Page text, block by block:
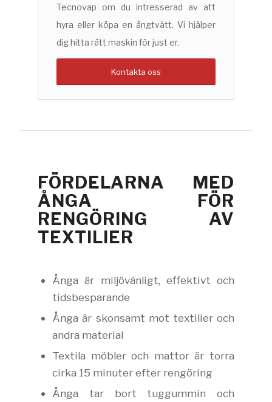
Tecnovap om du intresserad av att
hyra eller köpa en ångtvätt. Vi hjälper
dig hitta rätt maskin för just er.
Kontakta oss
FÖRDELARNA MED
ÅNGA FÖR
RENGÖRING AV
TEXTILIER
Ånga är miljövänligt, effektivt och
tidsbesparande
Ånga är skonsamt mot textilier och
andra material
Textila möbler och mattor är torra
cirka 15 minuter efter rengöring
Ånga tar bort tuggummin och